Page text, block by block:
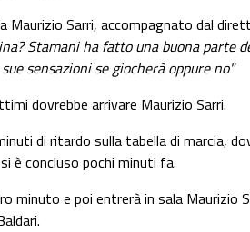
Maurizio Sarri, accompagnato dal
Stamani ha fatto una buona parte
sensazioni se giocherà oppure no"
dovrebbe arrivare Maurizio Sarri.
di ritardo sulla tabella di marcia,
è concluso pochi minuti fa.
minuto e poi entrerà in sala Maurizio